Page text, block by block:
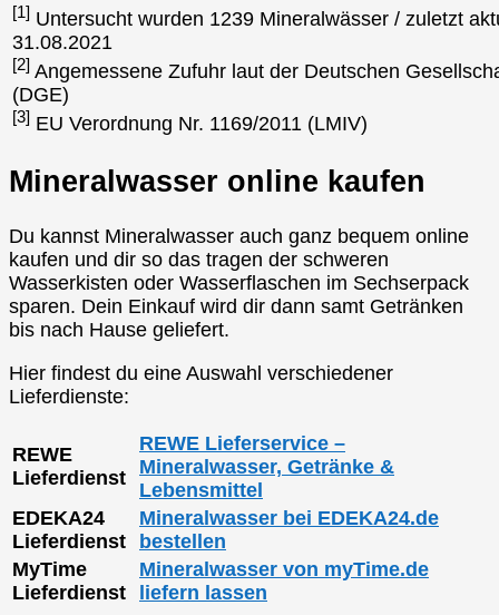
[1] Untersucht wurden 1239 Mineralwässer / zuletzt
31.08.2021
[2] Angemessene Zufuhr laut der Deutschen
(DGE)
[3] EU Verordnung Nr. 1169/2011 (LMIV)
Mineralwasser online kaufen
Du kannst Mineralwasser auch ganz bequem online
kaufen und dir so das tragen der schweren
Wasserkisten oder Wasserflaschen im Sechserpack
sparen. Dein Einkauf wird dir dann samt Getränken
bis nach Hause geliefert.
Hier findest du eine Auswahl verschiedener
Lieferdienste:
REWE
Lieferdienst
REWE Lieferservice –
Mineralwasser, Getränke &
Lebensmittel
EDEKA24
Lieferdienst
Mineralwasser bei EDEKA24.de
bestellen
MyTime
Lieferdienst
Mineralwasser von myTime.de
liefern lassen